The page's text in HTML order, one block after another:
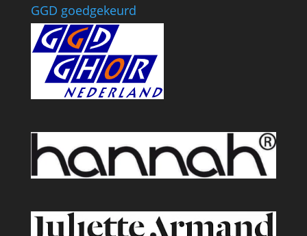
GGD goedgekeurd